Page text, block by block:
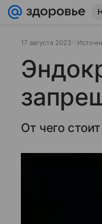
17 августа 2023
От чего